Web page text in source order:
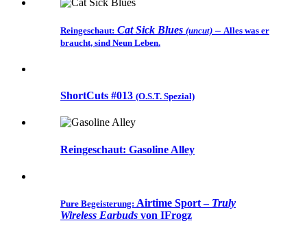
Reingeschaut: Cat Sick Blues (uncut) – Alles was er
braucht, sind Neun Leben.
ShortCuts #013 (O.S.T. Spezial)
Reingeschaut: Gasoline Alley
Pure Begeisterung: Airtime Sport – Truly
Wireless Earbuds von IFrogz